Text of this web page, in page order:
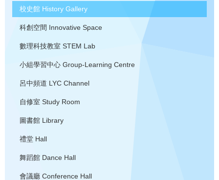
校史館 History Gallery
科創空間 Innovative Space
數理科技教室 STEM Lab
小組學習中心 Group-Learning Centre
呂中頻道 LYC Channel
自修室 Study Room
圖書館 Library
禮堂 Hall
舞蹈館 Dance Hall
會議廳 Conference Hall